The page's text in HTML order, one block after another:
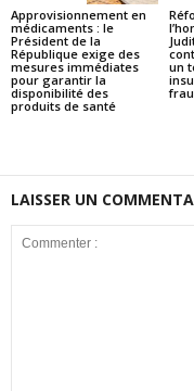
Approvisionnement en
médicaments : le
Président de la
République exige des
mesures immédiates
pour garantir la
disponibilité des
produits de santé
un
LAISSER UN